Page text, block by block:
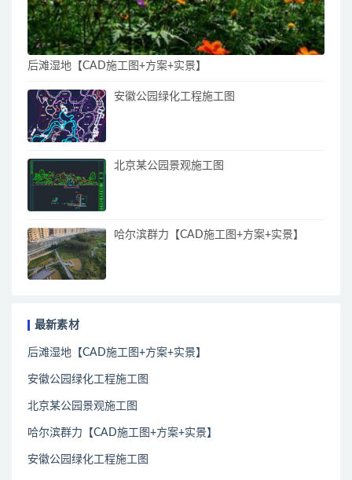
后滩湿地【CAD施工图+方案+实景】
安徽公园绿化工程施工图
北京某公园景观施工图
哈尔滨群力【CAD施工图+方案+实景】
最新素材
后滩湿地【CAD施工图+方案+实景】
安徽公园绿化工程施工图
北京某公园景观施工图
哈尔滨群力【CAD施工图+方案+实景】
安徽公园绿化工程施工图